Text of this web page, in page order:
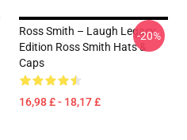
Ross Smith – Laugh Legacy
Edition Ross Smith Hats &
Caps
16,98 £ - 18,17 £
-20%